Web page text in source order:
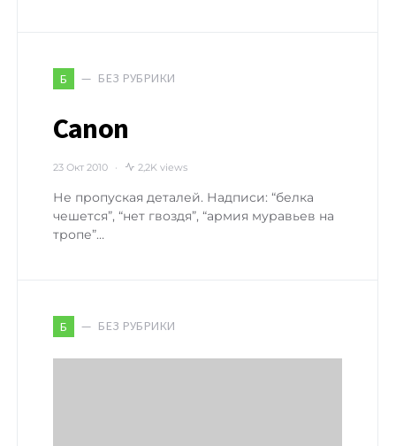
Б БЕЗ РУБРИКИ
Canon
23 Окт 2010 2,2K views
Не пропуская деталей. Надписи: “белка
чешется”, “нет гвоздя”, “армия муравьев на
тропе”…
Б БЕЗ РУБРИКИ